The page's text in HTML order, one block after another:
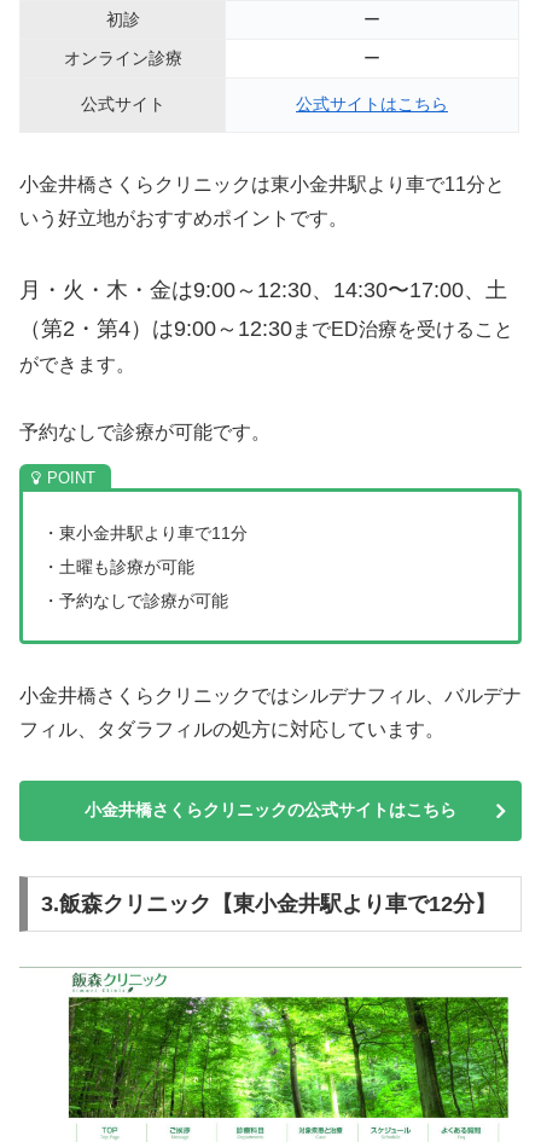
初診
ー
オンライン診療
ー
公式サイト 公式サイトはこちら
小金井橋さくらクリニックは東小金井駅より車で11分と
いう好立地がおすすめポイントです。
月・火・木・金は9:00～12:30、14:30〜17:00、 土
（第2・第4）は9:00～12:30までED治療を受けること
ができます。
予約なしで診療が可能です。
・東小金井駅より車で11分
・土曜も診療が可能
・予約なしで診療が可能
小金井橋さくらクリニックではシルデナフィル、バルデナ
フィル、タダラフィルの処方に対応しています。
小金井橋さくらクリニックの公式サイトはこちら
3.飯森クリニック【東小金井駅より車で12分】